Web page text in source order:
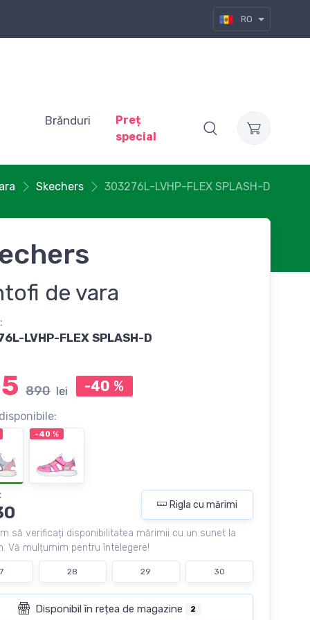
RO
Brănduri
Preț
special
Skechers 303276L-LVHP-FLEX SPLASH-D
de vara
LVHP-FLEX SPLASH-D
890 lei -40 %
-40 %
Rigla cu mărimi
să verificați disponibilitatea mărimii cu un sunet la
Vă mulțumim pentru întelegere!
28 29 30
Disponibil în rețea de magazine 2